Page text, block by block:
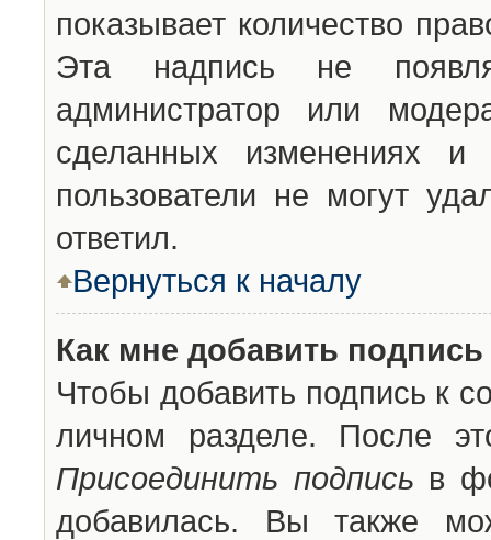
показывает количество
Эта надпись не
администратор или
сделанных изменениях
пользователи не могут
ответил.
Вернуться к началу
Как мне добавить
Чтобы добавить подпись к
личном разделе. После
Присоединить подпись в
добавилась. Вы также